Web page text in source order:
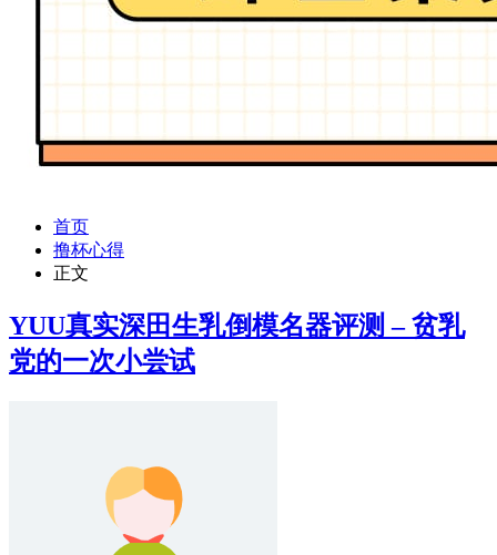
首页
撸杯心得
正文
YUU真实深田生乳倒模名器评测 – 贫乳
党的一次小尝试